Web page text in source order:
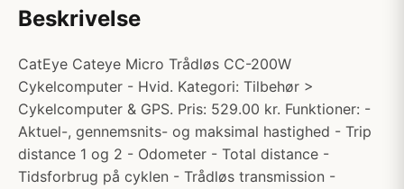
Beskrivelse
CatEye Cateye Micro Trådløs CC-200W
Cykelcomputer - Hvid. Kategori: Tilbehør >
Cykelcomputer & GPS. Pris: 529.00 kr. Funktioner: -
Aktuel-, gennemsnits- og maksimal hastighed - Trip
distance 1 og 2 - Odometer - Total distance -
Tidsforbrug på cyklen - Trådløs transmission -